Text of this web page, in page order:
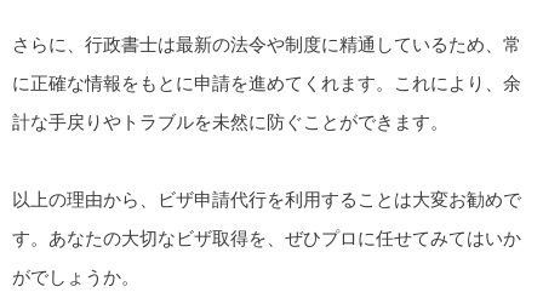
さらに、行政書士は最新の法令や制度に精通しているため、常
に正確な情報をもとに申請を進めてくれます。これにより、余
計な手戻りやトラブルを未然に防ぐことができます。
以上の理由から、ビザ申請代行を利用することは大変お勧めで
す。あなたの大切なビザ取得を、ぜひプロに任せてみてはいか
がでしょうか。